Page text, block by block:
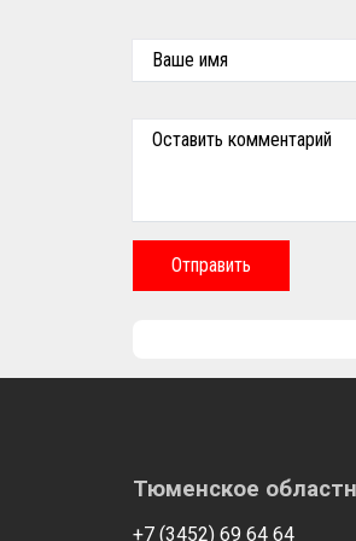
Ваше имя
Оставить комментарий
Отправить
Тюменское
+7 (3452) 69 64 64